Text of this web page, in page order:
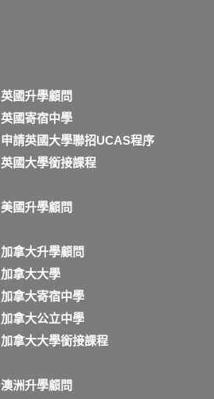
英國升學顧問
英國寄宿中學
申請英國大學聯招UCAS程序
英國大學銜接課程
美國升學顧問
加拿大升學顧問
加拿大大學
加拿大寄宿中學
加拿大公立中學
加拿大大學銜接課程
澳洲升學顧問